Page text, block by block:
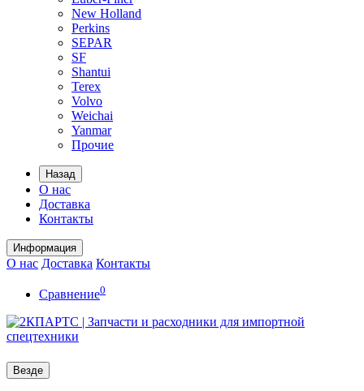
New Holland
Perkins
SEPAR
SF
Shantui
Terex
Volvo
Weichai
Yanmar
Прочие
Назад
О нас
Доставка
Контакты
Информация
О нас Доставка Контакты
Сравнение0
Везде